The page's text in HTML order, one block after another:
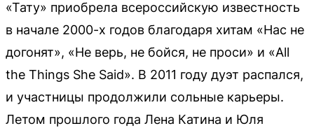
«Тату» приобрела всероссийскую известность
в начале 2000-х годов благодаря хитам «Нас не
догонят», «Не верь, не бойся, не проси» и «All
the Things She Said». В 2011 году дуэт распался,
и участницы продолжили сольные карьеры.
Летом прошлого года Лена Катина и Юля